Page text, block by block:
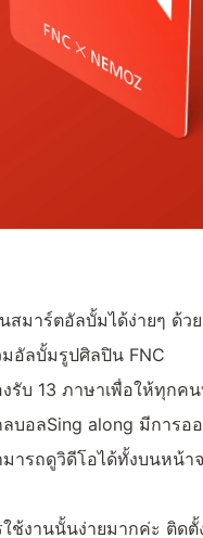
นสมาร์ตอัลบั้มได้ง่ายๆ ด้ว
มอัลบั้มรูปศิลปิน FNC
งรับ 13 ภาษาเพื่อให้ทุกค
บอลSing along มีการอ
มารถดูวิดีโอได้ทั้งบนหน้
ช้งานนั้นง่ายมากค่ะ ติด